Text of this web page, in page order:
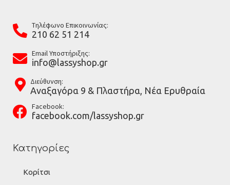
Tηλέφωνο Επικοινωνίας:
210 62 51 214
Email Υποστήριξης:
info@lassyshop.gr
Διεύθυνση:
Αναξαγόρα 9 & Πλαστήρα, Νέα Ερυθραία
Facebook:
facebook.com/lassyshop.gr
Κατηγορίες
Κορίτσι